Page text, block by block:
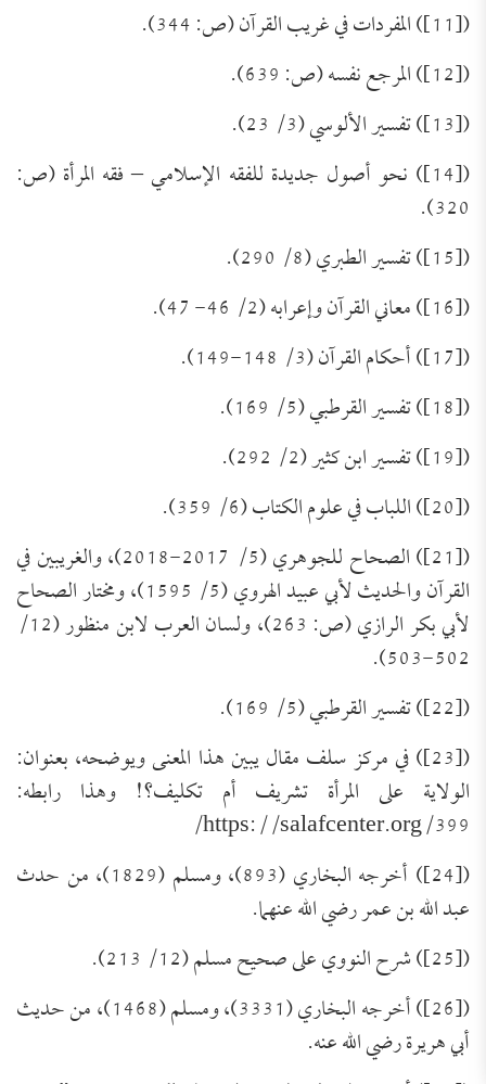
([11]) المفردات في غريب القرآن (ص: 344).
([12]) المرجع نفسه (ص: 639).
([13]) تفسير الألوسي (3/ 23).
([14]) نحو أصول جديدة للفقه الإسلامي – فقه المرأة (ص:
320).
([15]) تفسير الطبري (8/ 290).
([16]) معاني القرآن وإعرابه (2/ 46- 47).
([17]) أحكام القرآن (3/ 148-149).
([18]) تفسير القرطبي (5/ 169).
([19]) تفسير ابن كثير (2/ 292).
([20]) اللباب في علوم الكتاب (6/ 359).
([21]) الصحاح للجوهري (5/ 2017-2018)، والغريبين في
القرآن والحديث لأبي عبيد الهروي (5/ 1595)، ومختار الصحاح
لأبي بكر الرازي (ص: 263)، ولسان العرب لابن منظور (12/
502-503).
([22]) تفسير القرطبي (5/ 169).
([23]) في مركز سلف مقال يبين هذا المعنى ويوضحه، بعنوان:
الولاية على المرأة تشريف أم تكليف؟! وهذا رابطه:
https://salafcenter.org/399/
([24]) أخرجه البخاري (893)، ومسلم (1829)، من حدث
عبد الله بن عمر رضي الله عنهما.
([25]) شرح النووي على صحيح مسلم (12/ 213).
([26]) أخرجه البخاري (3331)، ومسلم (1468)، من حديث
أبي هريرة رضي الله عنه.